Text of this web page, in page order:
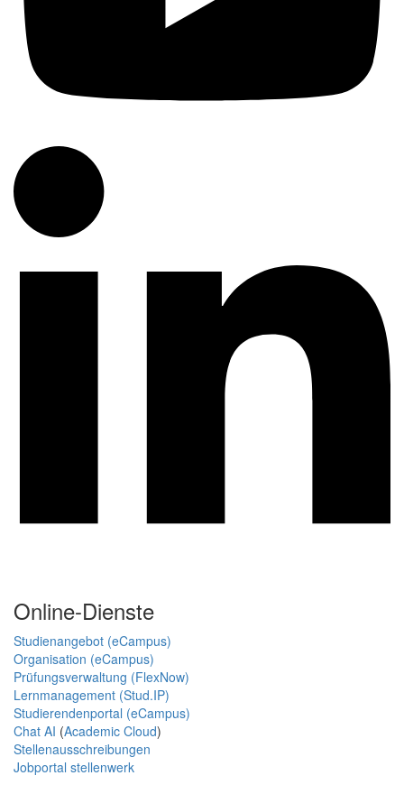
Online-Dienste
Studienangebot (eCampus)
Organisation (eCampus)
Prüfungsverwaltung (FlexNow)
Lernmanagement (Stud.IP)
Studierendenportal (eCampus)
Chat AI (Academic Cloud)
Stellenausschreibungen
Jobportal stellenwerk